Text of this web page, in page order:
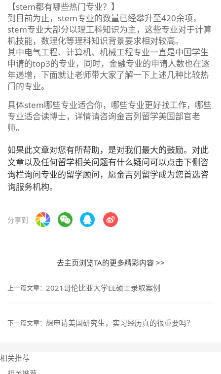
【stem都有哪些热门专业？】
到目前为止，stem专业的数量已经攀升至420余项，
stem专业大部分以理工科知识为主，这些专业对于计算
机技能，数理化等理科知识背景要求相对较高。
其中电气工程、计算机、机械工程专业一直是中国学生
申请的top3的专业，同时，金融专业的申请人数也在逐
年递增，下面就让老师带大家了解一下上述几种比较热
门的专业。
具体stem哪些专业适合你，哪些专业更好找工作，哪些
专业适合读博士，详情请咨询金吉列留学美国部官老
师。
如果此文章对您有所帮助，是对我们最大的鼓励。对此
文章以及任何留学相关问题有什么疑问可以点击下侧咨
询栏询问专业的留学顾问，愿金吉列留学成为您首选咨
询服务机构。
分享到
去主页浏览TA的更多精彩内容 >>
上一篇文章： 2021哥伦比亚大学EE硕士录取案例
下一篇文章： 想申请美国研究生，实习经历真的很重要吗？
相关推荐